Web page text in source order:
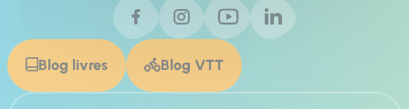
Blog livres Blog VTT